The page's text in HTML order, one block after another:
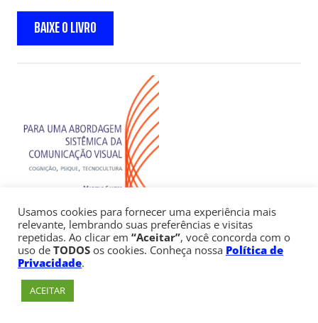
BAIXE O LIVRO
PARA UMA ABORDAGEM
Usamos cookies para fornecer uma experiência mais
relevante, lembrando suas preferências e visitas
repetidas. Ao clicar em “Aceitar”, você concorda com o
uso de TODOS os cookies. Conheça nossa Política de
Privacidade.
ACEITAR